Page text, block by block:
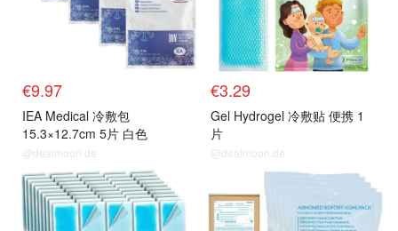
€9.97
IEA Medical 冷敷包
15.3×12.7cm 5片 白色
@dealmoon.de
€3.29
Gel Hydrogel 冷敷贴 便携 1
片
@dealmoon.de